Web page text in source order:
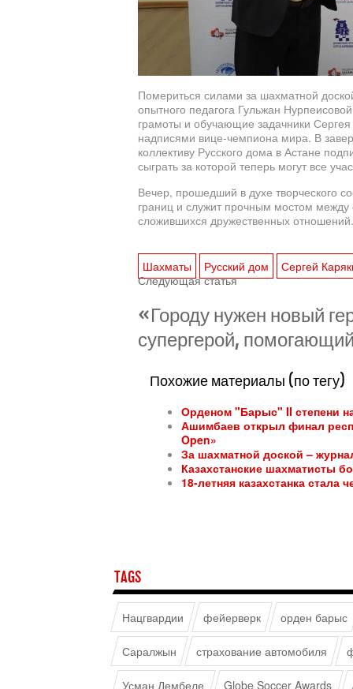
Помериться силами за шахматной
опытного педагога Гульжан
грамоты и обучающие задачники
надписями вице-чемпиона мира. В
коллективу Русского дома в Астане
сыграть за которой теперь могут все
Вечер, прошедший в духе творческого
границ и служит прочным мостом между
сложившихся дружественных отношений.
Шахматы Русский дом
Сергей
Следующая статья
«Городу нужен новый
супергерой,
Похожие материалы (по тегу)
Орденом "Барыс" II степени
Ашимбаев открыл финал
Open»
За шахматной доской –
Казахстанские шахматисты
18-летняя казахстанка стала
TAGS
Нацгвардии фейерверк орден барыс
Саралжын страхование автомобиля
Усман Дембеле Globe Soccer Awards